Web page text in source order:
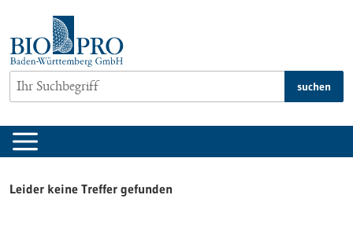
springen
suchen
Leider keine Treffer gefunden